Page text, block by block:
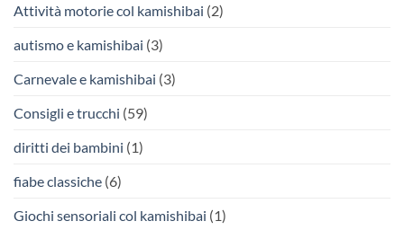
Attività motorie col kamishibai (2)
autismo e kamishibai (3)
Carnevale e kamishibai (3)
Consigli e trucchi (59)
diritti dei bambini (1)
fiabe classiche (6)
Giochi sensoriali col kamishibai (1)